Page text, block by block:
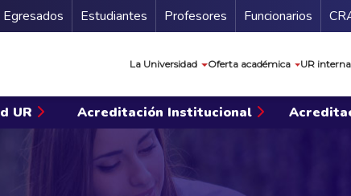
Egresados Estudiantes Profesores Funcionarios
La Universidad Oferta académica UR
UR Acreditación Institucional